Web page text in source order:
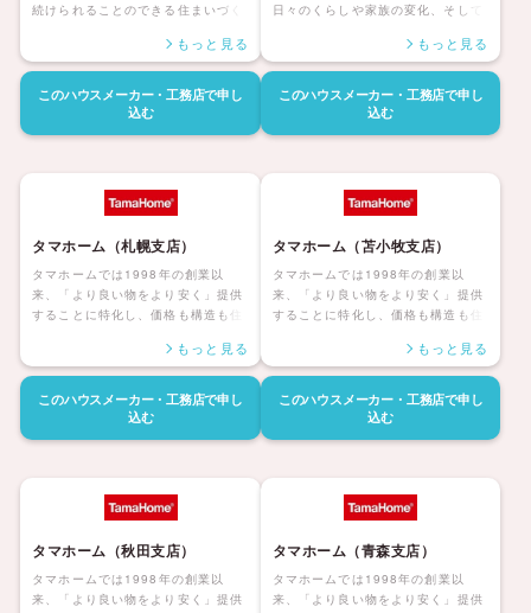
続けられることのできる住まいづく
暮らしを考え、無理なく環境貢献が
できる「グリーンモデル」をはじ
め、人生100年時代を快適に暮らす
「レジリンス100」、子どもの成長
し」など、住まう人の暮らしに合っ
た、「時を経ても続く価値ある住ま
い」をご提案してまいります。
もっと見る
このハウスメーカー・工務店で申し
込む
日々のくらしや家族の変化、そして
受け止め、確かさで応えていける住
まい。 ヘーベルハウスは1972年、
耐用年数の低い日本の住宅の世界
で、鉄骨、ALCコンクリート・ヘー
本を変えることなく進化を続け、こ
れからの「ロングライフ」な住まい
のあり方を確かなものにしてきまし
人々の「いのち」「くらし」「人
生」のすべてを包み込める住まいで
あり続けるために。ヘーベルハウス
はそのテクノロジーで、 日本の住ま
もっと見る
このハウスメーカー・工務店で申し
込む
タマホーム（札幌支店）
タマホームでは1998年の創業以
来、「より良い物をより安く」提供
することに特化し、価格も構造も住
る「大安心の家シリーズ」を展開し
ています。災害にも強く家族みんな
が健康で安心して暮らせる家、アフ
ターサポートも自社社員にて対応し
フ、ハッピーホーム」を展開してい
もっと見る
このハウスメーカー・工務店で申し
込む
タマホーム（苫小牧支店）
タマホームでは1998年の創業以
来、「より良い物をより安く」提供
することに特化し、価格も構造も住
る「大安心の家シリーズ」を展開し
ています。災害にも強く家族みんな
が健康で安心して暮らせる家、アフ
ターサポートも自社社員にて対応し
フ、ハッピーホーム」を展開してい
もっと見る
このハウスメーカー・工務店で申し
込む
タマホーム（秋田支店）
タマホームでは1998年の創業以
来、「より良い物をより安く」提供
タマホーム（青森支店）
タマホームでは1998年の創業以
来、「より良い物をより安く」提供